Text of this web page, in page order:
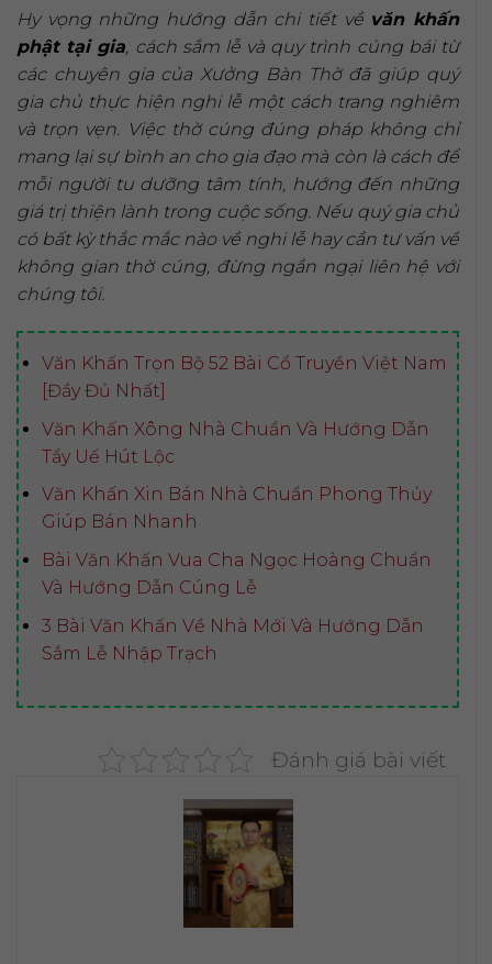
Hy vọng những hướng dẫn chi tiết về văn khấn
phật tại gia, cách sắm lễ và quy trình cúng bái từ
các chuyên gia của Xưởng Bàn Thờ đã giúp quý
gia chủ thực hiện nghi lễ một cách trang nghiêm
và trọn vẹn. Việc thờ cúng đúng pháp không chỉ
mang lại sự bình an cho gia đạo mà còn là cách để
mỗi người tu dưỡng tâm tính, hướng đến những
giá trị thiện lành trong cuộc sống. Nếu quý gia chủ
có bất kỳ thắc mắc nào về nghi lễ hay cần tư vấn về
không gian thờ cúng, đừng ngần ngại liên hệ với
chúng tôi.
Văn Khấn Trọn Bộ 52 Bài Cổ Truyền Việt Nam
[Đầy Đủ Nhất]
Văn Khấn Xông Nhà Chuẩn Và Hướng Dẫn
Tẩy Uế Hút Lộc
Văn Khấn Xin Bán Nhà Chuẩn Phong Thủy
Giúp Bán Nhanh
Bài Văn Khấn Vua Cha Ngọc Hoàng Chuẩn
Và Hướng Dẫn Cúng Lễ
3 Bài Văn Khấn Về Nhà Mới Và Hướng Dẫn
Sắm Lễ Nhập Trạch
Đánh giá bài viết